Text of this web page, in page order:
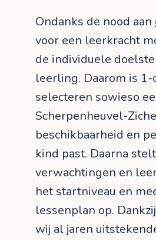
Ondanks de nood aan
voor een leerkracht
de individuele
leerling. Daarom is
selecteren sowieso
Scherpenheuvel-
beschikbaarheid en
kind past. Daarna
verwachtingen en
het startniveau en
lessenplan op.
wij al jaren